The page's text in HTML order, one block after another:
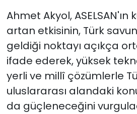
Ahmet Akyol,
artan etkisinin, Türk
geldiği noktayı açıkça
ifade ederek, yüksek
yerli ve millî çözümlerle
uluslararası alandaki
da güçleneceğini